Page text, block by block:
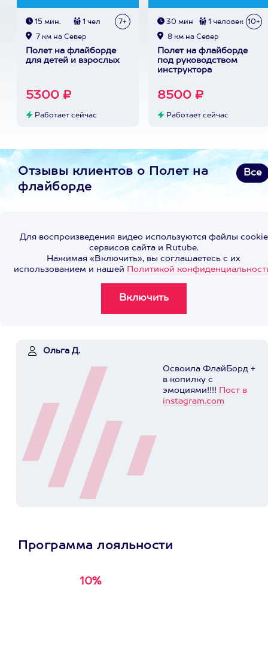
15 мин. 1 чел 7+
7 км на Север
Полет на флайборде
для детей и взрослых
5300 ₽
Работает сейчас
30 мин 1 человек 10+
8 км на Север
Полет на флайборде
под руководством
инструктора
8500 ₽
Работает сейчас
Отзывы клиентов о Полет на
флайборде
Все
Для воспроизведения видео используются файлы cookie
сервисов сайта и Rutube.
Нажимая «Включить», вы соглашаетесь с их
использованием и нашей Политикой
Ольга Д.
Освоила ФлайБорд +
в копилку с
эмоциями!!!! Пост в
instagram.com
Программа лояльности
10%